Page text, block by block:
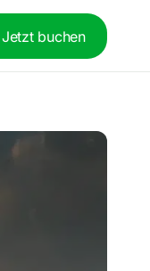
Jetzt buchen